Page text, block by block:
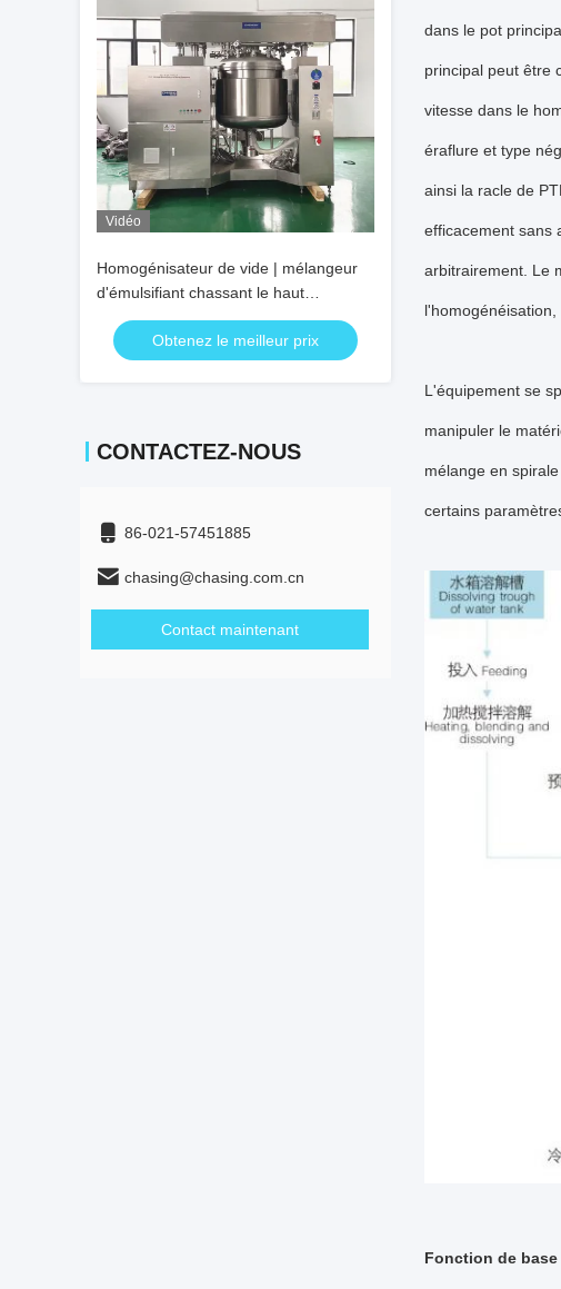
Vidéo
Homogénisateur de vide | mélangeur
d'émulsifiant chassant le haut
mélangeur de cisaillement
Obtenez le meilleur prix
CONTACTEZ-NOUS
86-021-57451885
chasing@chasing.com.cn
Contact maintenant
dans le pot
principal peut être
vitesse dans le
éraflure et type
ainsi la racle de
efficacement sans
arbitrairement. Le
L'équipement se
manipuler le
mélange en
certains
Fonction de base